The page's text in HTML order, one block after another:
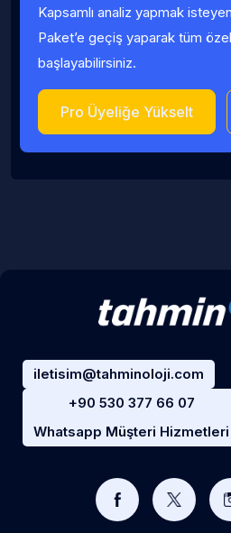
Kapsamlı analiz yapmak
Paket’e geçiş yaparak tüm
başlayabilirsiniz.
Pro Üyeliğe Yükselt
iletisim@tahminoloji.com
+90 530 377 66 07
Whatsapp Müşteri Hizmetleri